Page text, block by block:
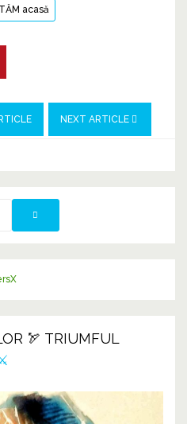
acasă
NEXT ARTICLE
🏹 TRIUMFUL